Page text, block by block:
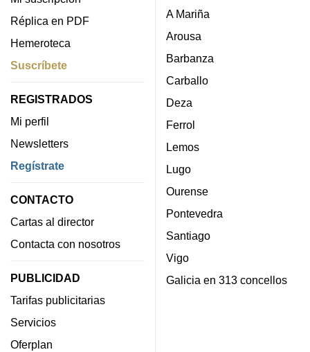
Réplica en PDF
Hemeroteca
Suscríbete
REGISTRADOS
Mi perfil
Newsletters
Regístrate
CONTACTO
Cartas al director
Contacta con nosotros
PUBLICIDAD
Tarifas publicitarias
Servicios
Oferplan
A Mariña
Arousa
Barbanza
Carballo
Deza
Ferrol
Lemos
Lugo
Ourense
Pontevedra
Santiago
Vigo
Galicia en 313 concellos